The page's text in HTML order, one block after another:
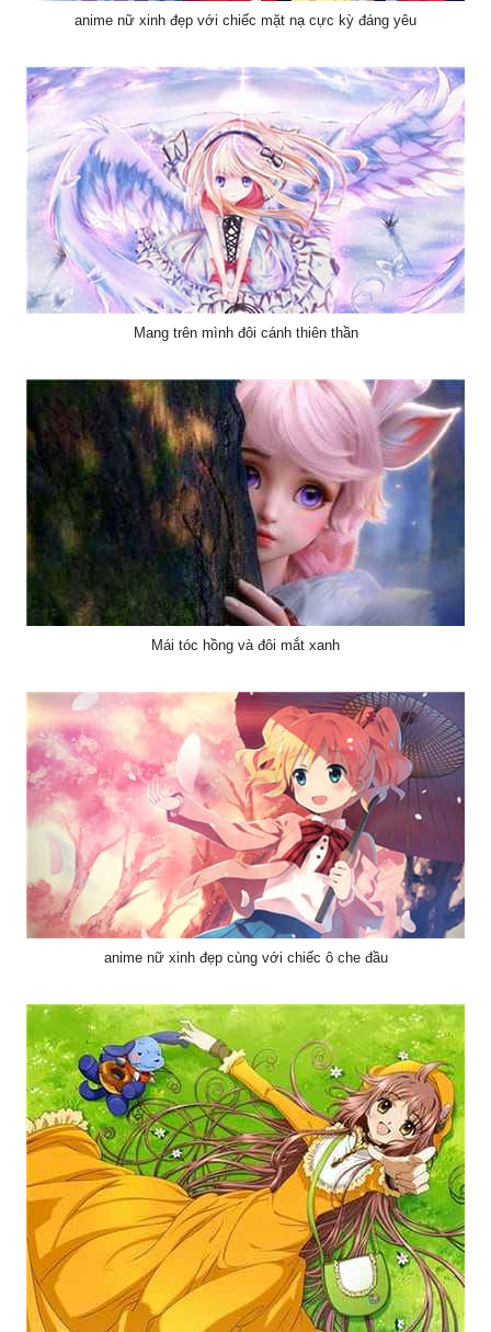
anime nữ xinh đẹp với chiếc mặt nạ cực kỳ đáng yêu
Mang trên mình đôi cánh thiên thần
Mái tóc hồng và đôi mắt xanh
anime nữ xinh đẹp cùng với chiếc ô che đầu